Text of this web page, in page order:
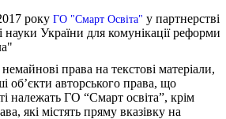
року ГО "Смарт Освіта" у партнерстві
науки України для комунікації реформи
права на текстові матеріали,
об’єкти авторського права, що
належать ГО “Смарт освіта”, крім
які містять пряму вказівку на